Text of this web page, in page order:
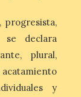
progresista,
declara
plural,
acatamiento
y